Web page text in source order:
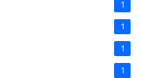
1
1
1
1